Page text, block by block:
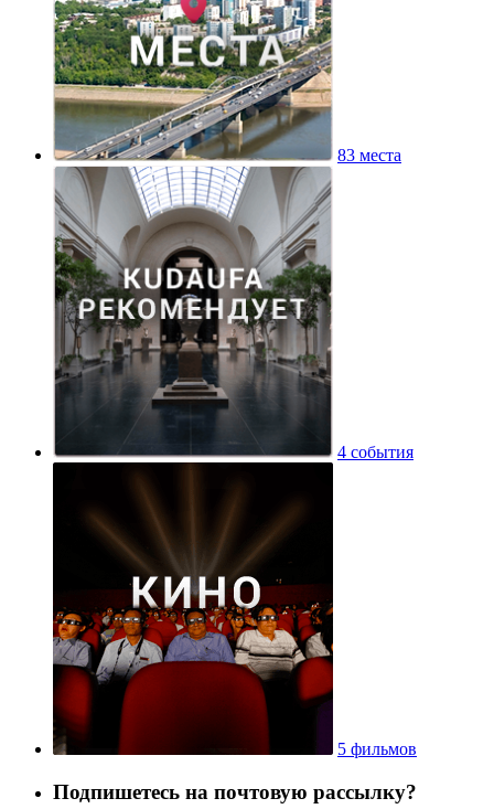
83 места
4 события
5 фильмов
Подпишетесь на почтовую рассылку?